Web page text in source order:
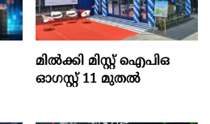
മില്‍ക്കി മിസ്റ്റ്‌ ഐപിഒ
ഓഗസ്റ്റ്‌ 11 മുതല്‍